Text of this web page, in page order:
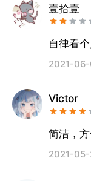
壹拾壹
自律看
2021-
Victor
简洁，
2021-